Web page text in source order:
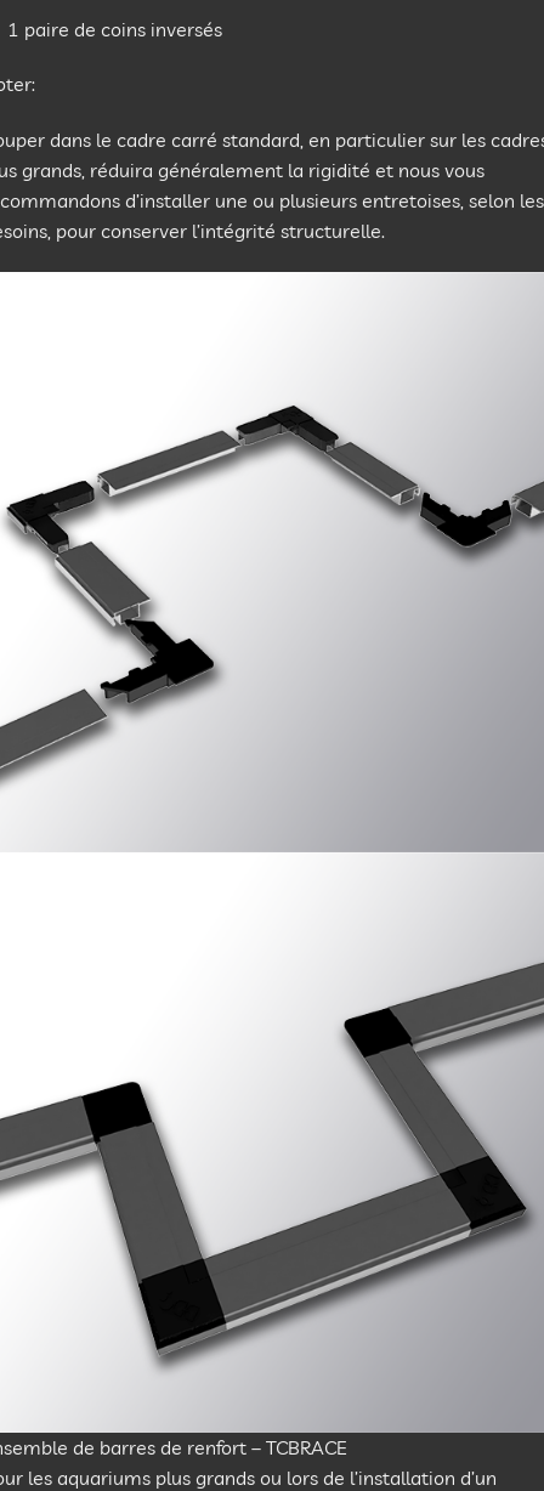
1 paire de coins inversés
dans le cadre carré standard, en particulier sur les
grands, réduira généralement la rigidité et nous vous
d’installer une ou plusieurs entretoises, selon les
pour conserver l’intégrité structurelle.
de barres de renfort – TCBRACE
les aquariums plus grands ou lors de l’installation d’un